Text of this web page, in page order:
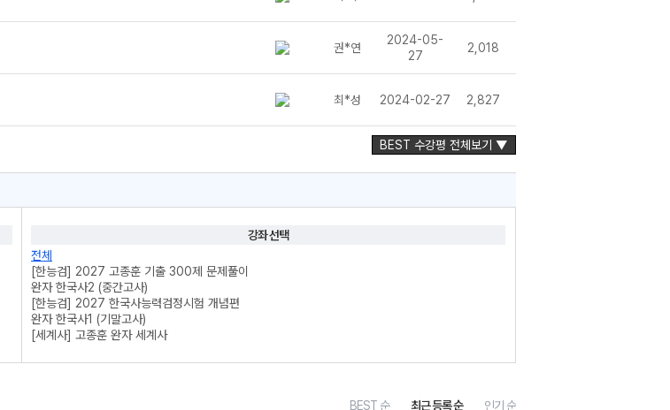
권*연
2024-05-
27
2,018
최*성 2024-02-27 2,827
BEST 수강평 전체보기 ▼
강좌 선택
전체
[한능검] 2027 고종훈 기출 300제 문제풀이
완자 한국사2 (중간고사)
[한능검] 2027 한국사능력검정시험 개념편
완자 한국사1 (기말고사)
[세계사] 고종훈 완자 세계사
[한능검] 2026 고종훈 기출 400제 문제풀이
BEST 순 최근 등록 순 인기 순